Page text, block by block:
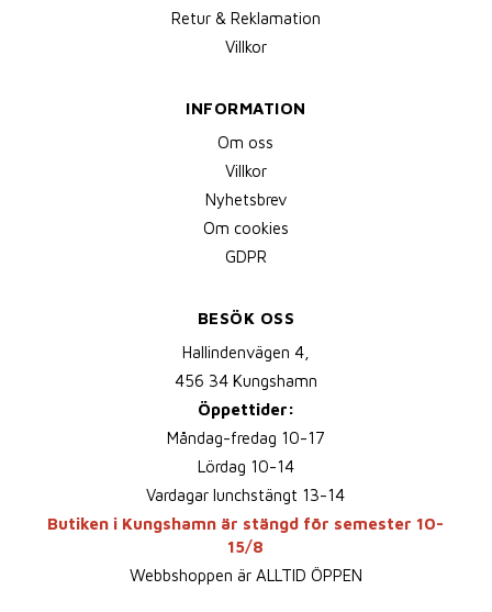
Retur & Reklamation
Villkor
INFORMATION
Om oss
Villkor
Nyhetsbrev
Om cookies
GDPR
BESÖK OSS
Hallindenvägen 4,
456 34 Kungshamn
Öppettider:
Måndag-fredag 10-17
Lördag 10-14
Vardagar lunchstängt 13-14
Butiken i Kungshamn är stängd för semester 10-
15/8
Webbshoppen är ALLTID ÖPPEN